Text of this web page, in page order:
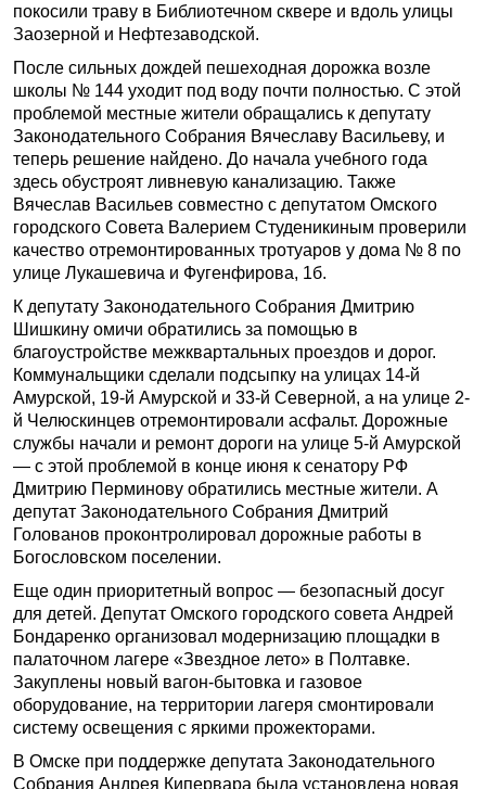
покосили траву в Библиотечном сквере и вдоль улицы
Заозерной и Нефтезаводской.
После сильных дождей пешеходная дорожка возле
школы № 144 уходит под воду почти полностью. С этой
проблемой местные жители обращались к депутату
Законодательного Собрания Вячеславу Васильеву, и
теперь решение найдено. До начала учебного года
здесь обустроят ливневую канализацию. Также
Вячеслав Васильев совместно с депутатом Омского
городского Совета Валерием Студеникиным проверили
качество отремонтированных тротуаров у дома № 8 по
улице Лукашевича и Фугенфирова, 1б.
К депутату Законодательного Собрания Дмитрию
Шишкину омичи обратились за помощью в
благоустройстве межквартальных проездов и дорог.
Коммунальщики сделали подсыпку на улицах 14-й
Амурской, 19-й Амурской и 33-й Северной, а на улице 2-
й Челюскинцев отремонтировали асфальт. Дорожные
службы начали и ремонт дороги на улице 5-й Амурской
— с этой проблемой в конце июня к сенатору РФ
Дмитрию Перминову обратились местные жители. А
депутат Законодательного Собрания Дмитрий
Голованов проконтролировал дорожные работы в
Богословском поселении.
Еще один приоритетный вопрос — безопасный досуг
для детей. Депутат Омского городского совета Андрей
Бондаренко организовал модернизацию площадки в
палаточном лагере «Звездное лето» в Полтавке.
Закуплены новый вагон-бытовка и газовое
оборудование, на территории лагеря смонтировали
систему освещения с яркими прожекторами.
В Омске при поддержке депутата Законодательного
Собрания Андрея Кипервара была установлена новая